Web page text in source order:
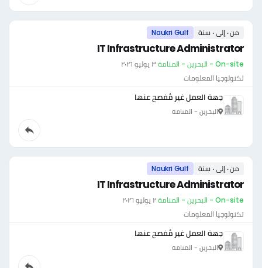
من ٠ إلى ٠ سنة Naukri Gulf
IT Infrastructure Administrator
On-site - البحرين - المنامة ·٣ يوليو ٢٠٢٦
تكنولوجيا المعلومات
جهة العمل غير مُفصح عنها
البحرين - المنامة
من ٠ إلى ٠ سنة Naukri Gulf
IT Infrastructure Administrator
On-site - البحرين - المنامة ·٢ يوليو ٢٠٢٦
تكنولوجيا المعلومات
جهة العمل غير مُفصح عنها
البحرين - المنامة